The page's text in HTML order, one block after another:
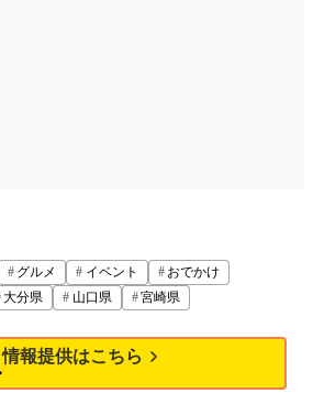
グルメ イベント
おでかけ
大分県 山口県 宮崎県
情報提供はこちら